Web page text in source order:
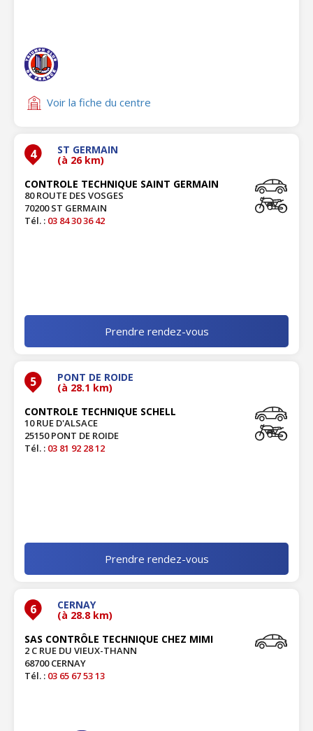
Voir la fiche du centre
4 ST GERMAIN
(à 26 km)
CONTROLE TECHNIQUE SAINT GERMAIN
80 ROUTE DES VOSGES
70200 ST GERMAIN
Tél. : 03 84 30 36 42
Prendre rendez-vous
5 PONT DE ROIDE
(à 28.1 km)
CONTROLE TECHNIQUE SCHELL
10 RUE D'ALSACE
25150 PONT DE ROIDE
Tél. : 03 81 92 28 12
Prendre rendez-vous
6 CERNAY
(à 28.8 km)
SAS CONTRÔLE TECHNIQUE CHEZ MIMI
2 C RUE DU VIEUX-THANN
68700 CERNAY
Tél. : 03 65 67 53 13